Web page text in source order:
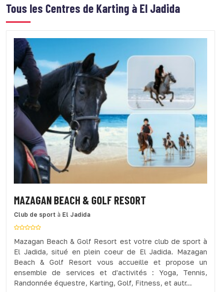
Tous les Centres de Karting à El Jadida
MAZAGAN BEACH & GOLF RESORT
Club de sport à El Jadida
Mazagan Beach & Golf Resort est votre club de sport à
El Jadida, situé en plein coeur de El Jadida. Mazagan
Beach & Golf Resort vous accueille et propose un
ensemble de services et d'activités : Yoga, Tennis,
Randonnée équestre, Karting, Golf, Fitness, et autr...